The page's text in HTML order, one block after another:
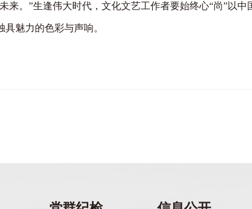
。”生逢伟大时代，文化文艺工作者要始终心“尚”以
魅力的色彩与声响。